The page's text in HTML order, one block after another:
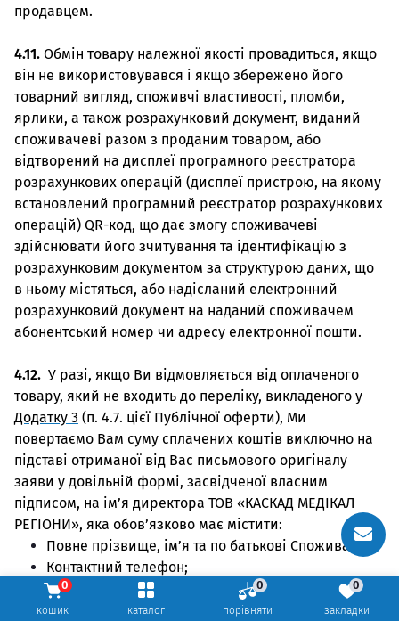
каталог порівняти
0
закладки
0
кошик
0
продавцем.
4.11. Обмін товару належної якості провадиться, якщо
він не використовувався і якщо збережено його
товарний вигляд, споживчі властивості, пломби,
ярлики, а також розрахунковий документ, виданий
споживачеві разом з проданим товаром, або
відтворений на дисплеї програмного реєстратора
розрахункових операцій (дисплеї пристрою, на якому
встановлений програмний реєстратор розрахункових
операцій) QR-код, що дає змогу споживачеві
здійснювати його зчитування та ідентифікацію з
розрахунковим документом за структурою даних, що
в ньому містяться, або надісланий електронний
розрахунковий документ на наданий споживачем
абонентський номер чи адресу електронної пошти.
4.12. У разі, якщо Ви відмовляється від оплаченого
товару, який не входить до переліку, викладеного у
Додатку 3 (п. 4.7. цієї Публічної оферти), Ми
повертаємо Вам суму сплачених коштів виключно на
підставі отриманої від Вас письмового оригіналу
заяви у довільній формі, засвідченої власним
підписом, на ім’я директора ТОВ «КАСКАД МЕДІКАЛ
РЕГІОНИ», яка обов’язково має містити:
Повне прізвище, ім’я та по батькові Споживача;
Контактний телефон;
Поштова адреса;
Перелік товарів, від яких відмовляється